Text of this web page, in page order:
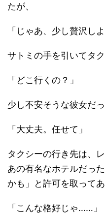
たが、
「じゃあ、少し贅沢しよ
サトミの手を引いてタ
「どこ行くの？」
少し不安そうな彼女だっ
「大丈夫。任せて」
タクシーの行き先は、
あの有名なホテルだっ
かも」と許可を取ってあ
「こんな格好じゃ……」